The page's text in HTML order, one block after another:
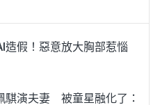
造假！惡意放大胸部惹惱
騏演夫妻 被童星融化了：